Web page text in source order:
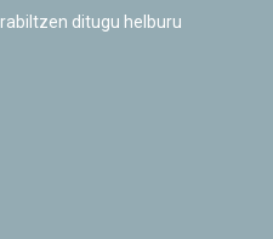
ditugu helburu